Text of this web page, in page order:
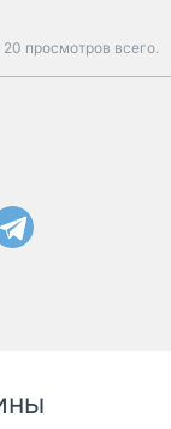
20 просмотров всего.